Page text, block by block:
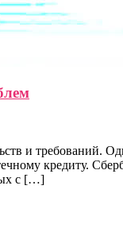
и требований.
кредиту.
с […]